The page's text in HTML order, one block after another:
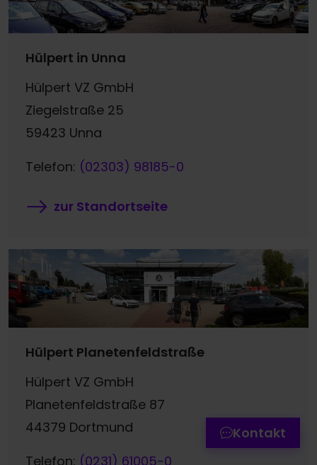
Hülpert in Unna
Hülpert VZ GmbH
Ziegelstraße 25
59423 Unna
Telefon: (02303) 98185-0
zur Standortseite
Hülpert Planetenfeldstraße
Hülpert VZ GmbH
Planetenfeldstraße 87
44379 Dortmund
Telefon: (0231) 61005-0
Kontakt
Termin online buchen
Zum Kontaktformular
Werkstatttermin-Hotline